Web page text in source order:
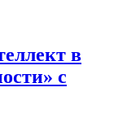
в
с